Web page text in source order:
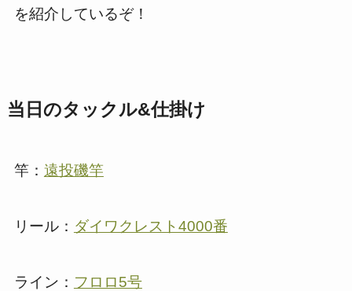
を紹介しているぞ！
当日のタックル&仕掛け
竿： 遠投磯竿
リール： ダイワクレスト4000番
ライン： フロロ5号